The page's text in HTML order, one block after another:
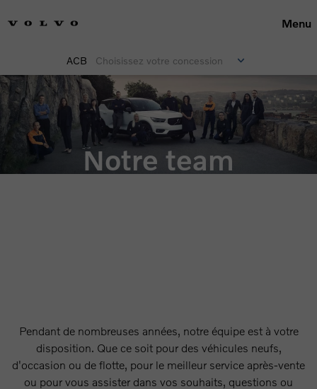
Menu
ACB Choisissez votre concession
Notre team
Pendant de nombreuses années, notre équipe est à votre
disposition. Que ce soit pour des véhicules neufs,
d'occasion ou de flotte, pour le meilleur service après-vente
ou pour vous assister dans vos souhaits, questions ou